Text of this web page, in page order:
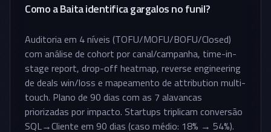
Como a Baita identifica gargalos no funil?
Auditoria em 4 níveis (TOFU/MOFU/BOFU/Closed)
com análise de cohort por canal/campanha, time-in-
stage report, drop-off heatmap, reverse engineering
de deals win/loss e mapeamento de attribution multi-
touch. Plano de 90 dias com as 7 alavancas
priorizadas por impacto. Startups triplicam conversão
SQL→Cliente em 90 dias (caso médio: 18% → 54%).